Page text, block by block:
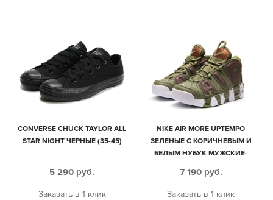
CONVERSE CHUCK TAYLOR ALL
STAR NIGHT ЧЕРНЫЕ (35-45)
5 290 руб.
Заказать в 1 клик
NIKE AIR MORE UPTEMPO
ЗЕЛЕНЫЕ С КОРИЧНЕВЫМ И
БЕЛЫМ НУБУК МУЖСКИЕ-
7 190 руб.
Заказать в 1 клик